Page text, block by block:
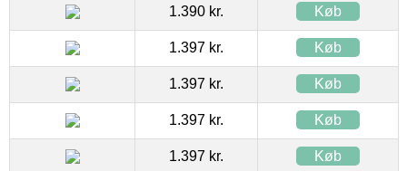
1.390 kr. Køb
1.397 kr. Køb
1.397 kr. Køb
1.397 kr. Køb
1.397 kr. Køb